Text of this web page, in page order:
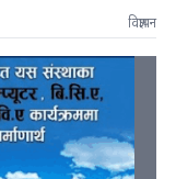
विज्ञापन